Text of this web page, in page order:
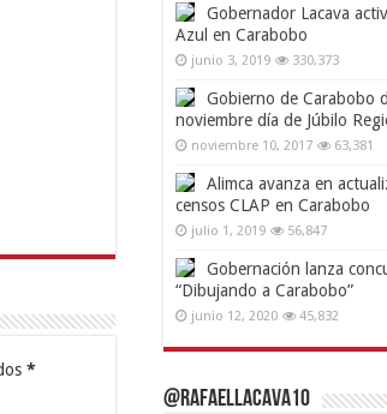
*
Gobernador Lacava
Azul en Carabobo
junio 3, 2019 330,373
Gobierno de Carabobo
noviembre día de Júbilo
noviembre 10, 2017 63,381
Alimca avanza en
censos CLAP en Carabobo
julio 1, 2019 56,847
Gobernación lanza
“Dibujando a Carabobo”
junio 12, 2020 45,832
@RafaelLacava10